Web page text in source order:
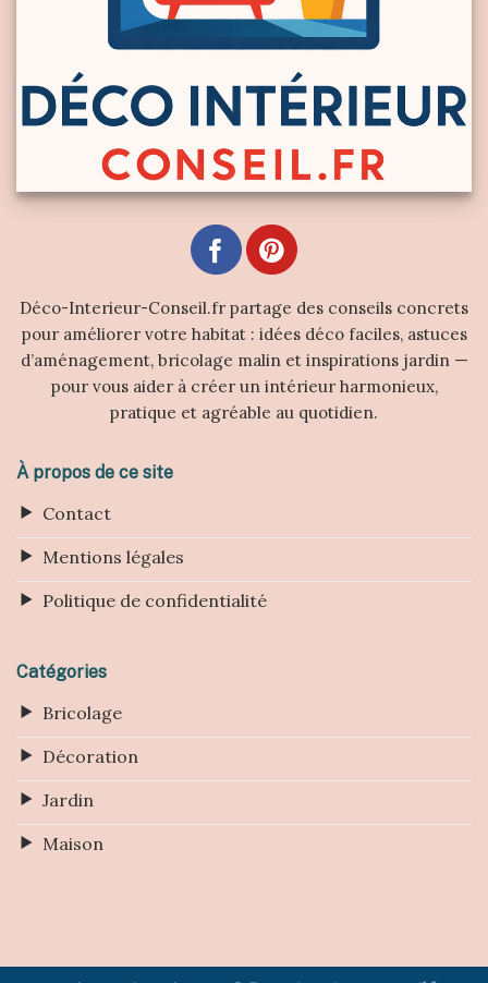
Déco-Interieur-Conseil.fr partage des conseils concrets
pour améliorer votre habitat : idées déco faciles, astuces
d’aménagement, bricolage malin et inspirations jardin —
pour vous aider à créer un intérieur harmonieux,
pratique et agréable au quotidien.
À propos de ce site
Contact
Mentions légales
Politique de confidentialité
Catégories
Bricolage
Décoration
Jardin
Maison